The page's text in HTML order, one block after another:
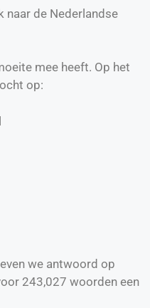
naar de Nederlandse
mee heeft. Op het
op:
we antwoord op
243,027 woorden een